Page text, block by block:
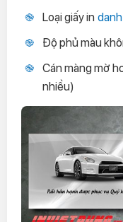
Loại giấy in
Độ phủ màu
Cán màng mờ
nhiều)